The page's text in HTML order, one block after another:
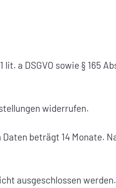
a DSGVO sowie § 165
widerrufen.
beträgt 14 Monate.
ausgeschlossen